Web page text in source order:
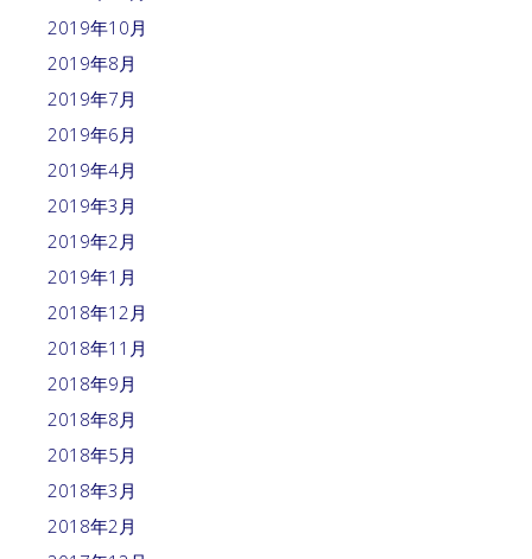
2019年10月
2019年8月
2019年7月
2019年6月
2019年4月
2019年3月
2019年2月
2019年1月
2018年12月
2018年11月
2018年9月
2018年8月
2018年5月
2018年3月
2018年2月